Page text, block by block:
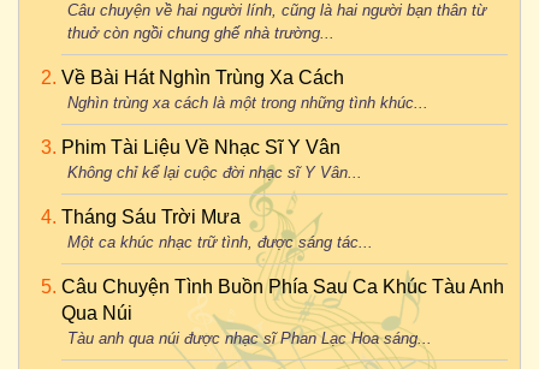
Câu chuyện về hai người lính, cũng là hai người bạn thân từ
thuở còn ngồi chung ghế nhà trường...
Về Bài Hát Nghìn Trùng Xa Cách
Nghìn trùng xa cách là một trong những tình khúc...
Phim Tài Liệu Về Nhạc Sĩ Y Vân
Không chỉ kể lại cuộc đời nhạc sĩ Y Vân...
Tháng Sáu Trời Mưa
Một ca khúc nhạc trữ tình, được sáng tác...
Câu Chuyện Tình Buồn Phía Sau Ca Khúc Tàu Anh
Qua Núi
Tàu anh qua núi được nhạc sĩ Phan Lạc Hoa sáng...